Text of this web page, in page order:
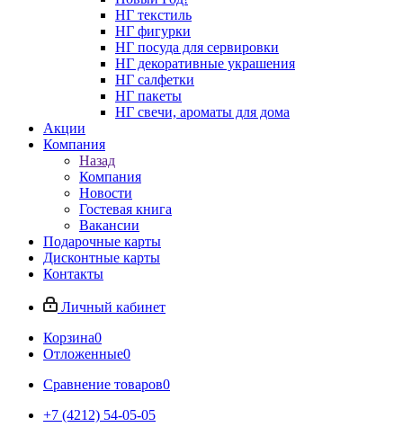
НГ текстиль
НГ фигурки
НГ посуда для сервировки
НГ декоративные украшения
НГ салфетки
НГ пакеты
НГ свечи, ароматы для дома
Акции
Компания
Назад
Компания
Новости
Гостевая книга
Вакансии
Подарочные карты
Дисконтные карты
Контакты
Личный кабинет
Корзина0
Отложенные0
Сравнение товаров0
+7 (4212) 54-05-05